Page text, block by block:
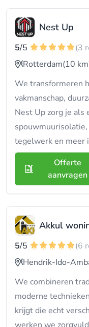
Nest Up
5/5
(3
Rotterdam(10
We transformeren
vakmanschap,
Nest Up zorg je als
tegelwerk en meer
Offerte
aanvragen
Akkul
5/5
(6
Hendrik-Ido-
We combineren
moderne
krijgt die echt